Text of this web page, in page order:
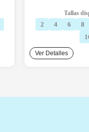
era:
S/
Tallas
2 4 6 8
Ver Detalles